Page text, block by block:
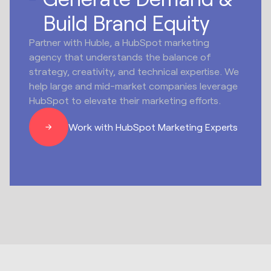
Build Brand Equity
Partner with Huble, a HubSpot marketing
agency that understands the balance of
strategy, creativity, and technical expertise. We
help large and mid-market companies leverage
HubSpot to elevate their marketing efforts.
Work with HubSpot Marketing Experts